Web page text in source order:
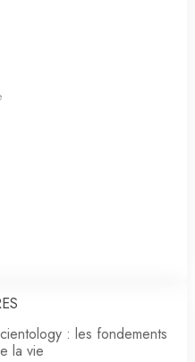
: les fondements
la vie